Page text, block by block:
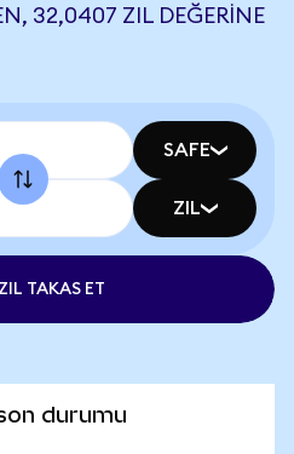
32,0407 ZIL DEĞERINE
SAFE
ZIL
TAKAS ET
durumu